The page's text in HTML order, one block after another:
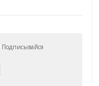
Подписывайся